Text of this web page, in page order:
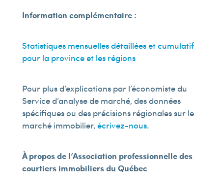
Information complémentaire :
Statistiques mensuelles détaillées et cumulatif
pour la province et les régions
Pour plus d’explications par l’économiste du
Service d’analyse de marché, des données
spécifiques ou des précisions régionales sur le
marché immobilier, écrivez-nous.
À propos de l’Association professionnelle des
courtiers immobiliers du Québec